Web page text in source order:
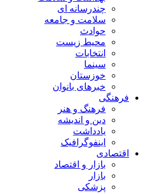
چندرسانه ای
سلامت و جامعه
حوادث
محیط زیست
انتخابات
سینما
خوزستان
خبرهای بانوان
فرهنگی
فرهنگ و هنر
دین و اندیشه
یادداشت
اینفوگرافیک
اقتصادی
بازار و اقتصاد
بازار
پزشکی